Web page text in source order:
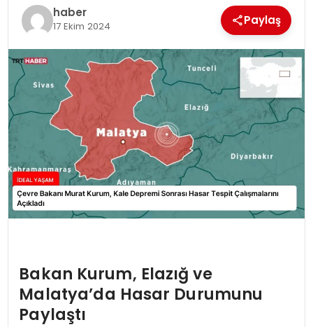
haber
17 Ekim 2024 Paylaş
Bakan Kurum, Elazığ ve
Malatya’da Hasar Durumunu
Paylaştı